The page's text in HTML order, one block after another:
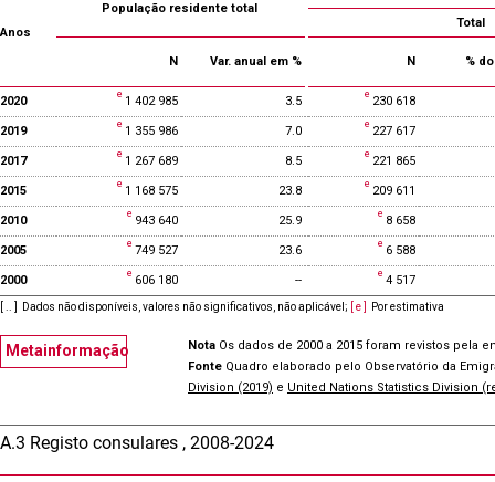
Anos
População residente total
Total
N Var. anual em % N %
2020 1 402 985 3.5 230 618
2019 1 355 986 7.0 227 617
2017 1 267 689 8.5 221 865
2015 1 168 575 23.8 209 611
2010 943 640 25.9 8 658
2005 749 527 23.6 6 588
2000 606 180 -- 4 517
Dados não disponíveis, valores não significativos, não aplicável ; [ e ] Por estimativa
Metainformação Nota Os dados de 2000 a 2015 foram revistos pela
Fonte Quadro elaborado pelo Observatório da
Division (2019) e United Nations Statistics Division
A.3 Registo consulares , 2008-2024